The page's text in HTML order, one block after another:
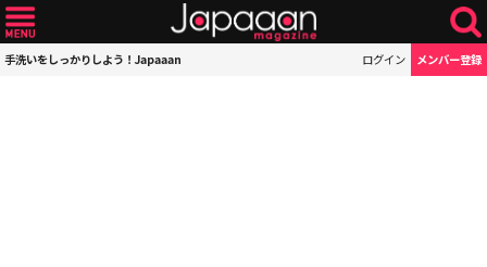
手洗いをしっかりしよう！Japaaan ログイン メンバー登録